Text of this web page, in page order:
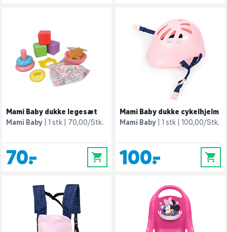
Mami Baby dukke legesæt
Mami Baby
1 stk 70,00/Stk.
70,- 0
Mami Baby dukke cykelhjelm
Mami Baby
1 stk 100,00/Stk.
100,- 0